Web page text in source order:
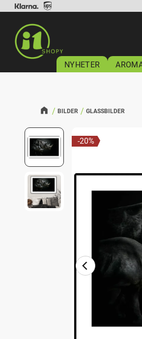
NYHETER
BILDER GLASSBILDER
20%